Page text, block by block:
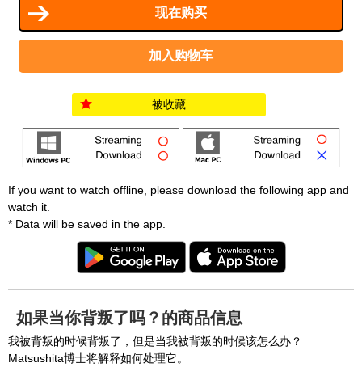
被收藏
If you want to watch offline, please download the following app and
watch it.
* Data will be saved in the app.
如果当你背叛了吗？的商品信息
我被背叛的时候背叛了，但是当我被背叛的时候该怎么办？
Matsushita博士将解释如何处理它。